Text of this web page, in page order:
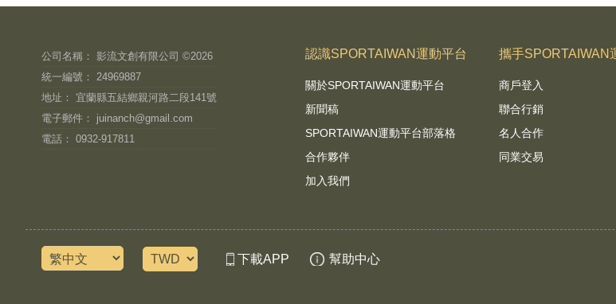
公司名稱： 影流文創有限公司 ©2026
統一編號： 24969887
地址： 宜蘭縣五結鄉親河路二段141號
電子郵件： juinanch@gmail.com
電話： 0932-917811
認識SPORTAIWAN運動平台
關於SPORTAIWAN運動平台
新聞稿
SPORTAIWAN運動平台部落格
合作夥伴
加入我們
攜手SPORTAIWAN
商戶登入
聯合行銷
名人合作
同業交易
下載APP 幫助中心